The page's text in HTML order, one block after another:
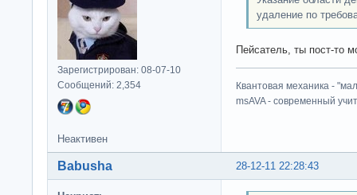
Зарегистрирован: 08-07-10
Сообщений: 2,354
удаление по
Пейсатель, ты пост-то
Квантовая механика -
msAVA - современный
Неактивен
28-12-11 22:28:43
Babusha